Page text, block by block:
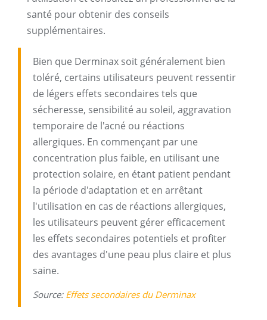
santé pour obtenir des conseils
supplémentaires.
Bien que Derminax soit généralement bien
toléré, certains utilisateurs peuvent ressentir
de légers effets secondaires tels que
sécheresse, sensibilité au soleil, aggravation
temporaire de l'acné ou réactions
allergiques. En commençant par une
concentration plus faible, en utilisant une
protection solaire, en étant patient pendant
la période d'adaptation et en arrêtant
l'utilisation en cas de réactions allergiques,
les utilisateurs peuvent gérer efficacement
les effets secondaires potentiels et profiter
des avantages d'une peau plus claire et plus
saine.
Source: Effets secondaires du Derminax